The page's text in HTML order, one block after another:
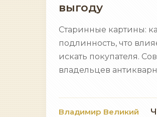
выгоду
Старинные картины:
подлинность, что
искать покупателя.
владельцев
Владимир Великий